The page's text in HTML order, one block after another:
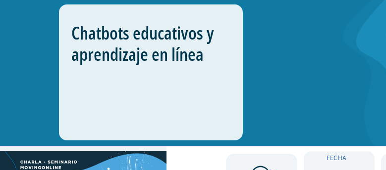
Chatbots educativos y
aprendizaje en línea
FECHA